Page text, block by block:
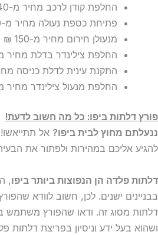
החלפת קודן לרכב מחיר מ-240 ₪
פתיחת כספת נעולה מחיר מ-150 ₪
מנעולן חירום מחיר מ-150 ₪
החלפת צילינדר בדלת מחיר
התקנת עינית לדלת כניסה
החלפת מנעול צילינדר מחיר
פורץ דלתות ביפו: כל מה חשוב לדעת!
ננעלתם מחוץ לבית ביפו? אל
להגיע אליכם במהירות ולפתור את
דלתות פלדה הן הנפוצות ביותר ביפו,
בבניינים ישנים. לכן, חשוב לוודא
דלתות מסוג זה. ודאו שהפורץ משתמש
ושהוא בעל ידע וניסיון בפריצת דלתות